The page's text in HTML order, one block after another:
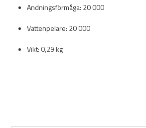
Andningsförmåga: 20 000
Vattenpelare: 20 000
Vikt: 0,29 kg